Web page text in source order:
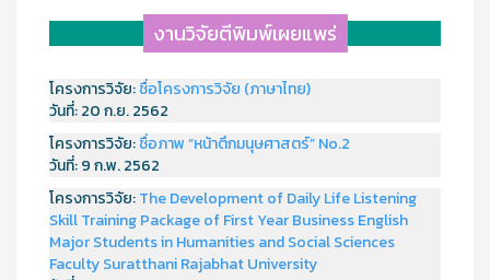
งานวิจัยตีพิมพ์เผยแพร่
โครงการวิจัย:ชื่อโครงการวิจัย (ภาษาไทย)
วันที่:20 ก.ย. 2562
โครงการวิจัย:ชื่อภาพ “หน้าตึกมนุษศาสตร์” No.2
วันที่:9 ก.พ. 2562
โครงการวิจัย:The Development of Daily Life Listening
Skill Training Package of First Year Business English
Major Students in Humanities and Social Sciences
Faculty Suratthani Rajabhat University